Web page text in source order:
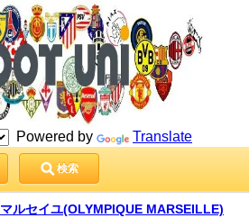
Powered by Translate
検索
マルセイユ(OLYMPIQUE MARSEILLE)